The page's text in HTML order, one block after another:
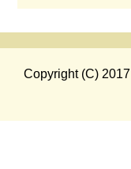
Copyright (C) 2017